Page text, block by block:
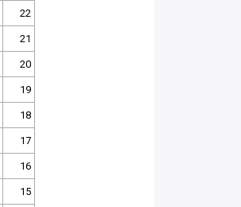
22
21
20
19
18
17
16
15